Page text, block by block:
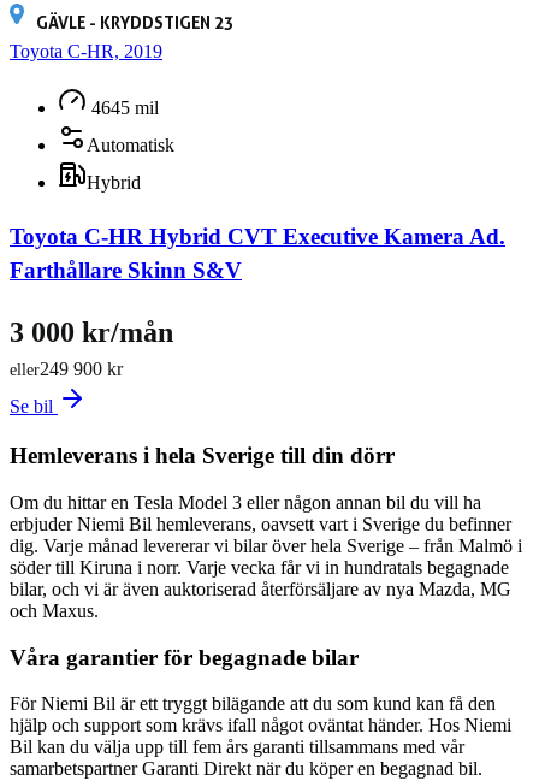
GÄVLE - KRYDDSTIGEN 23
Toyota C-HR, 2019
4645 mil
Automatisk
Hybrid
Toyota C-HR Hybrid CVT Executive Kamera Ad.
Farthållare Skinn S&V
249 900 kr
eller
3 000 kr/mån
Se bil
Hemleverans i hela Sverige till din dörr
Om du hittar en Tesla Model 3 eller någon annan bil du vill ha
erbjuder Niemi Bil hemleverans, oavsett vart i Sverige du befinner
dig. Varje månad levererar vi bilar över hela Sverige – från Malmö i
söder till Kiruna i norr. Varje vecka får vi in hundratals begagnade
bilar, och vi är även auktoriserad återförsäljare av nya Mazda, MG
och Maxus.
Våra garantier för begagnade bilar
För Niemi Bil är ett tryggt bilägande att du som kund kan få den
hjälp och support som krävs ifall något oväntat händer. Hos Niemi
Bil kan du välja upp till fem års garanti tillsammans med vår
samarbetspartner Garanti Direkt när du köper en begagnad bil.